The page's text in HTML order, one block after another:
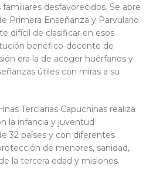
desfavorecidos. Se abre
Primera Enseñanza y Parvulario.
difícil de clasificar en esos
benéfico-docente de
era la de acoger huérfanos y
útiles con miras a su
Terciarias Capuchinas realiza
la infancia y juventud
32 países y con diferentes
de menores, sanidad,
la tercera edad y misiones.